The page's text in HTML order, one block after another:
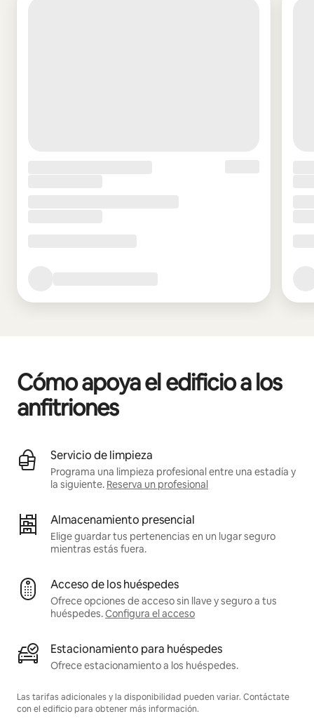
Cómo apoya el edificio a los
anfitriones
Servicio de limpieza
Programa una limpieza profesional entre una estadía y
la siguiente. Reserva un profesional
Almacenamiento presencial
Elige guardar tus pertenencias en un lugar seguro
mientras estás fuera.
Acceso de los huéspedes
Ofrece opciones de acceso sin llave y seguro a tus
huéspedes.Configura el acceso
Estacionamiento para huéspedes
Ofrece estacionamiento a los huéspedes.
Las tarifas adicionales y la disponibilidad pueden variar. Contáctate
con el edificio para obtener más información.